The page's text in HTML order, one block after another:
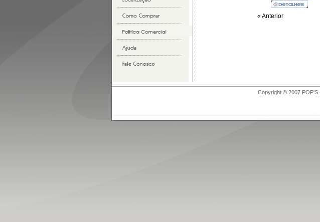
« Anterior
Copyright © 2007 POP'S